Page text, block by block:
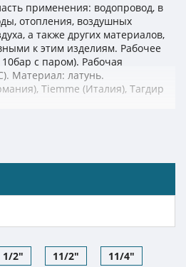
применения: водопровод, в
отопления, воздушных
а также других материалов,
к этим изделиям. Рабочее
с паром). Рабочая
Материал: латунь.
Tiemme (Италия), Тагдир
1/2" 11/2"
11/4"